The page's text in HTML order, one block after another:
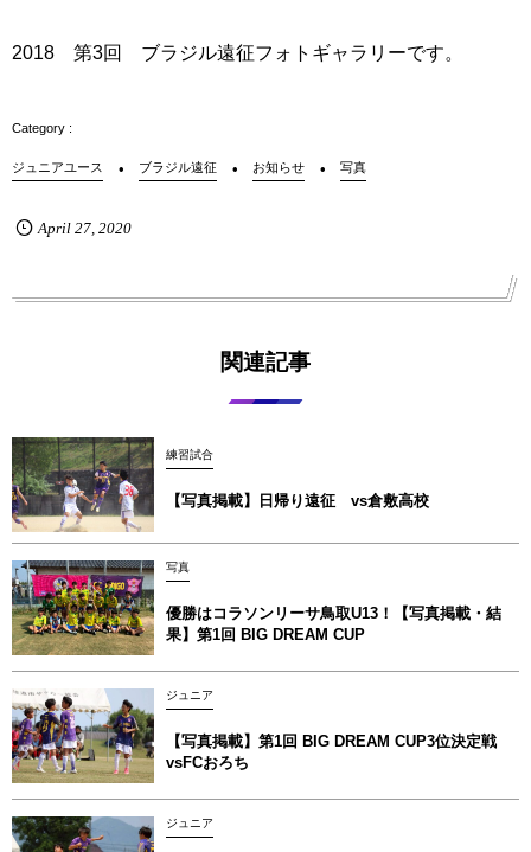
2018 第3回 ブラジル遠征フォトギャラリーです。
ジュニアユース ブラジル遠征 お知らせ 写真
April 27, 2020
関連記事
練習試合
【写真掲載】日帰り遠征 vs倉敷高校
写真
優勝はコラソンリーサ鳥取U13！【写真掲載‪‪‪︎︎・結
果】第1回 BIG DREAM CUP
ジュニア
【写真掲載】第1回 BIG DREAM CUP3位決定戦
vsFCおろち
ジュニア